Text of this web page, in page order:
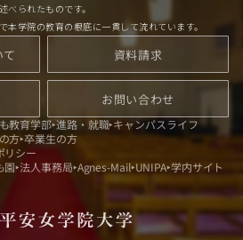
べられたものです。
学院の教育の根底に一貫して流れています。
資料請求
お問い合わせ
教育学部 進路・就職 キャンパスライフ
方 卒業生の方
リシー
園 法人事務局 Agnes-Mail UNIPA 学内サイト